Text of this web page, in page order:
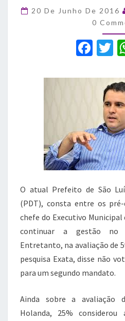
20 De Junho De 2016
0
F
c
e
b
o
o
k
r
O atual Prefeito de São
(PDT), consta entre os
chefe do Executivo
continuar a gestão no
Entretanto, na avaliação de
pesquisa Exata, disse não
para um segundo mandato.
Ainda sobre a avaliação
Holanda, 25%